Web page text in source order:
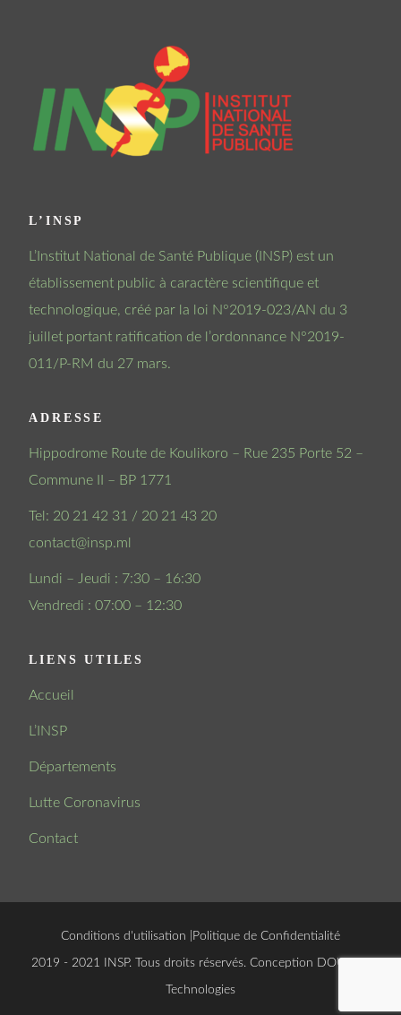
L’INSP
L’Institut National de Santé Publique (INSP) est un
établissement public à caractère scientifique et
technologique, créé par la loi N°2019-023/AN du 3
juillet portant ratification de l’ordonnance N°2019-
011/P-RM du 27 mars.
ADRESSE
Hippodrome Route de Koulikoro – Rue 235 Porte 52 –
Commune II – BP 1771
Tel: 20 21 42 31 / 20 21 43 20
contact@insp.ml
Lundi – Jeudi : 7:30 – 16:30
Vendredi : 07:00 – 12:30
LIENS UTILES
Accueil
L’INSP
Départements
Lutte Coronavirus
Contact
Conditions d'utilisation Politique de Confidentialité
© 2019 - 2021 INSP. Tous droits réservés. Conception DOUCSOFT
Technologies